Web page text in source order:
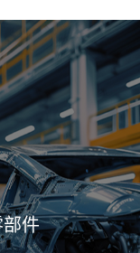
部件